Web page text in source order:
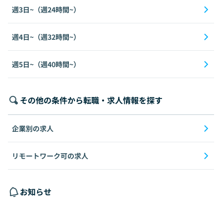
週3日~（週24時間~）
週4日~（週32時間~）
週5日~（週40時間~）
その他の条件から転職・求人情報を探す
企業別の求人
リモートワーク可の求人
お知らせ